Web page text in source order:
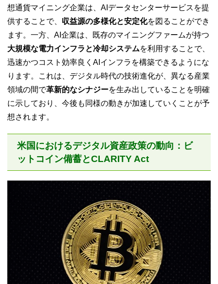
想通貨マイニング企業は、AIデータセンターサービスを提
供することで、 収益源の多様化と安定化を図ることができ
ます。一方、AI企業は、既存のマイニングファームが持つ
大規模な電力インフラと冷却システムを利用することで、
迅速かつコスト効率良くAIインフラを構築できるようにな
ります。これは、デジタル時代の技術進化が、異なる産業
領域の間で革新的なシナジーを生み出していることを明確
に示しており、今後も同様の動きが加速していくことが予
想されます。
米国におけるデジタル資産政策の動向：ビ
ットコイン備蓄とCLARITY Act